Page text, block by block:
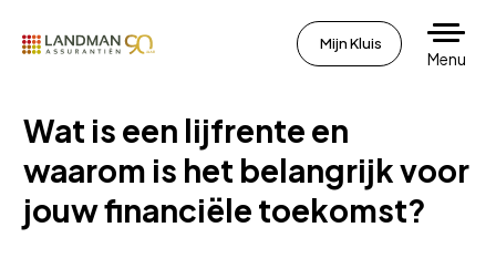
Mijn Kluis
Menu
Wat is een lijfrente en
waarom is het belangrijk voor
jouw financiële toekomst?